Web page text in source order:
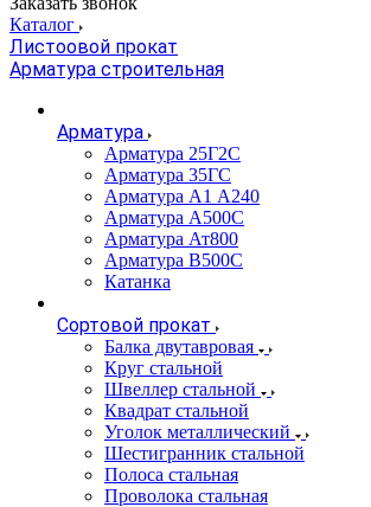
Каталог
Листоовой прокат
Арматура строительная
Арматура
Арматура 25Г2С
Арматура 35ГС
Арматура А1 А240
Арматура А500С
Арматура Ат800
Арматура В500С
Катанка
Сортовой прокат
Балка двутавровая
Круг стальной
Швеллер стальной
Квадрат стальной
Уголок металлический
Шестигранник стальной
Полоса стальная
Проволока стальная